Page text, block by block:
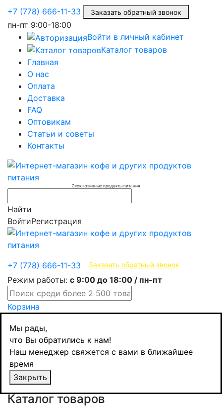
+7 (778) 666-11-33 Заказать обратный звонок
пн-пт 9:00-18:00
Войти в личный кабинет
Каталог товаров
Главная
О нас
Оплата
Доставка
FAQ
Оптовикам
Статьи и советы
Контакты
Эксклюзивные продукты питания
Найти
ВойтиРегистрация
+7 (778) 666-11-33 Заказать обратный звонок
Режим работы: с 9:00 до 18:00 / пн-пт
Корзина
Мы рады,
что Вы обратились к нам!
Наш менеджер свяжется с вами в ближайшее
время
Закрыть
Кондитерские изделия
Конфеты в коробках
Mathez трюфель с апельсиновой цедрой, 160
гр.
Назадтоваров
Каталог товаров